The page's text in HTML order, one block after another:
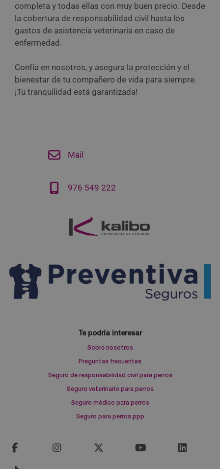
completa y todas ellas con muy buen precio. Desde
la cobertura de responsabilidad civil hasta los
gastos de asistencia veterinaria en caso de
enfermedad.
Confía en nosotros, y asegura la protección y el
bienestar de tu compañero de vida para siempre.
¡Tu tranquilidad está garantizada!
Mail
976 549 222
Te podría interesar
Sobre nosotros
Preguntas frecuentes
Seguro de responsabilidad civil para perros
Seguro veterinario para perros
Seguro médico para perros
Seguro para perros ppp